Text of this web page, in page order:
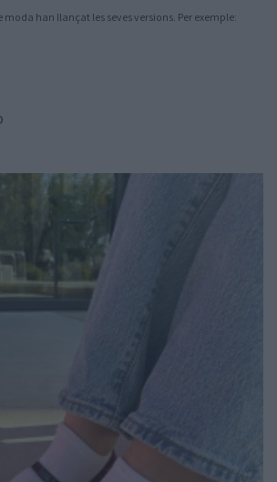
han llançat les seves versions. Per exemple: